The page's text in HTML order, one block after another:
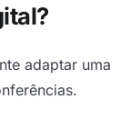
adaptar uma